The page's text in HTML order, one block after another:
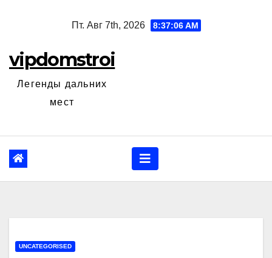
Пт. Авг 7th, 2026 8:37:07 AM
vipdomstroi
Легенды дальних
мест
UNCATEGORISED